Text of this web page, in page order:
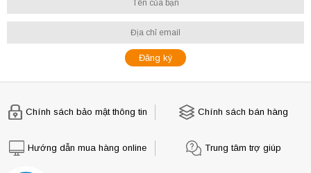
Chính sách bảo mật thông tin Chính sách bán hàng
Hướng dẫn mua hàng online Trung tâm trợ giúp